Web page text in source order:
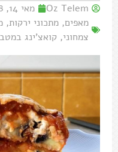
Oz Telem מאי 14, 2018
מאפים, מתכוני ירקות,
צמחוני, קואצ'ינג